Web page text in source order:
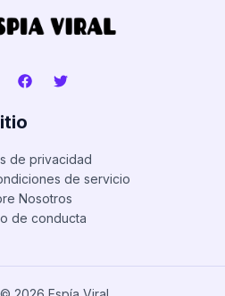
de privacidad
de servicio
Nosotros
de conducta